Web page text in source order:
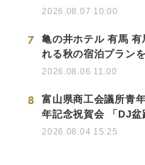
2026.08.07 10:00
7
亀の井ホテル 有馬
れる秋の宿泊プラン
2026.08.06 11:00
8
富山県商工会議所青
年記念祝賀会 「DJ
2026.08.04 15:25